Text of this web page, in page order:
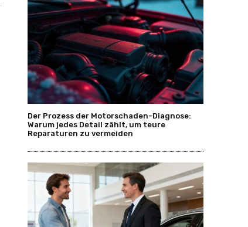
Der Prozess der Motorschaden-Diagnose:
Warum jedes Detail zählt, um teure
Reparaturen zu vermeiden